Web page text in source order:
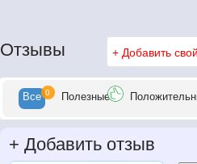
Отзывы + Добавить
Все 0 Полезные Положит
+ Добавить отзыв